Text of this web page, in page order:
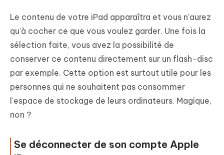
Le contenu de votre iPad apparaîtra et vous n'aurez
qu'à cocher ce que vous voulez garder. Une fois la
sélection faite, vous avez la possibilité de
conserver ce contenu directement sur un flash-disc
par exemple. Cette option est surtout utile pour les
personnes qui ne souhaitent pas consommer
l'espace de stockage de leurs ordinateurs. Magique,
non ?
Se déconnecter de son compte Apple